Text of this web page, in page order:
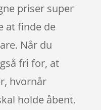
priser super
at finde de
Når du
fri for, at
hvornår
holde åbent.